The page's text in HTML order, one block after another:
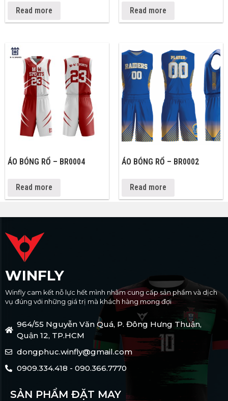
Read more Read more
ÁO BÓNG RỔ – BR0004
Read more
ÁO BÓNG RỔ – BR0002
Read more
WINFLY
Winfly cam kết nỗ lực hết mình nhằm cung cấp sản phẩm và dịch
vụ đúng với những giá trị mà khách hàng mong đợi
964/55 Nguyễn Văn Quá, P. Đông Hưng Thuận,
Quận 12, TP.HCM
dongphuc.winfly@gmail.com
0909.334.418 - 090.366.7770
SẢN PHẨM ĐẶT MAY